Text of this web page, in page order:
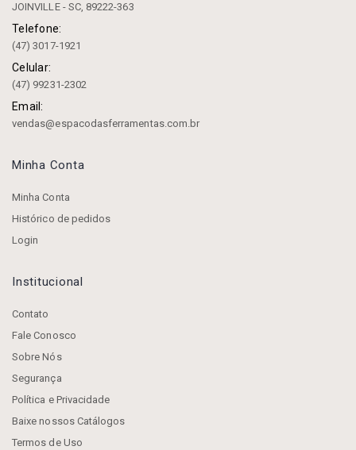
JOINVILLE - SC, 89222-363
Telefone:
(47) 3017-1921
Celular:
(47) 99231-2302
Email:
vendas@espacodasferramentas.com.br
Minha Conta
Minha Conta
Histórico de pedidos
Login
Institucional
Contato
Fale Conosco
Sobre Nós
Segurança
Política e Privacidade
Baixe nossos Catálogos
Termos de Uso